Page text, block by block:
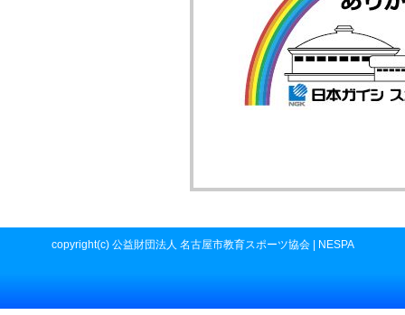
copyright(c) 公益財団法人 名古屋市教育スポーツ協会 | NESPA